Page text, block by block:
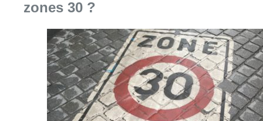
zones 30 ?